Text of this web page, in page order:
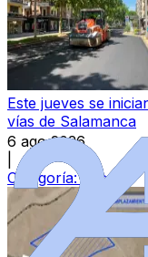
Este jueves se
vías de Salamanca
6 ago 2026
Categoría: Local